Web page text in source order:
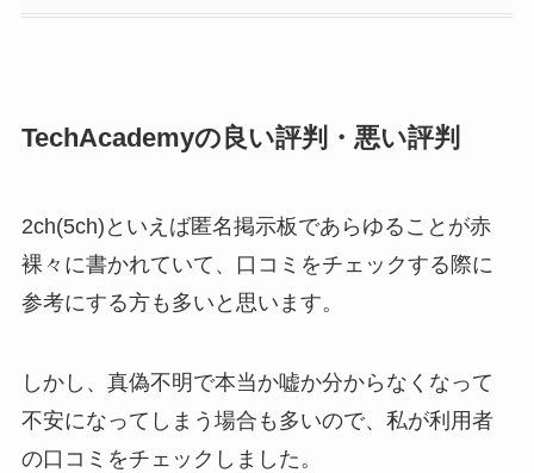
TechAcademyの良い評判・悪い評判
2ch(5ch)といえば匿名掲示板であらゆることが赤
裸々に書かれていて、口コミをチェックする際に
参考にする方も多いと思います。
しかし、真偽不明で本当か嘘か分からなくなって
不安になってしまう場合も多いので、私が利用者
の口コミをチェックしました。